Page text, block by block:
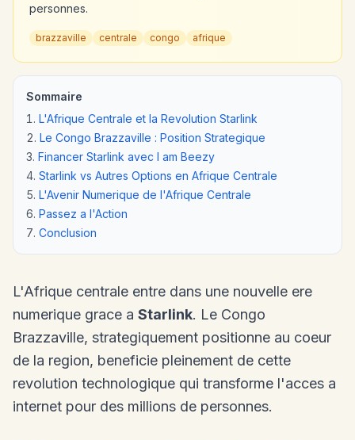
personnes.
brazzaville centrale congo afrique
Sommaire
L'Afrique Centrale et la Revolution Starlink
Le Congo Brazzaville : Position Strategique
Financer Starlink avec I am Beezy
Starlink vs Autres Options en Afrique Centrale
L'Avenir Numerique de l'Afrique Centrale
Passez a l'Action
Conclusion
L'Afrique centrale entre dans une nouvelle ere
numerique grace a Starlink. Le Congo
Brazzaville, strategiquement positionne au coeur
de la region, beneficie pleinement de cette
revolution technologique qui transforme l'acces a
internet pour des millions de personnes.